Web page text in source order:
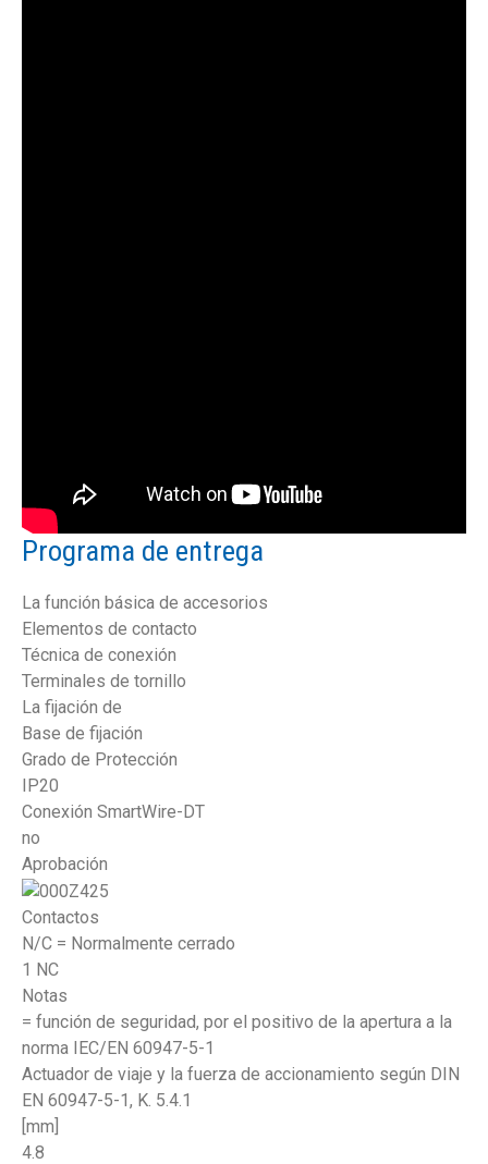
Programa de entrega
La función básica de accesorios
Elementos de contacto
Técnica de conexión
Terminales de tornillo
La fijación de
Base de fijación
Grado de Protección
IP20
Conexión SmartWire-DT
no
Aprobación
Contactos
N/C = Normalmente cerrado
1 NC
Notas
= función de seguridad, por el positivo de la apertura a la
norma IEC/EN 60947-5-1
Actuador de viaje y la fuerza de accionamiento según DIN
EN 60947-5-1, K. 5.4.1
[mm]
4.8